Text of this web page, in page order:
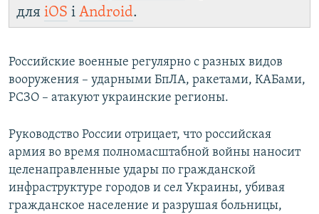
для iOS і Android.
Российские военные регулярно с разных видов
вооружения – ударными БпЛА, ракетами, КАБами,
РСЗО – атакуют украинские регионы.
Руководство России отрицает, что российская
армия во время полномасштабной войны наносит
целенаправленные удары по гражданской
инфраструктуре городов и сел Украины, убивая
гражданское население и разрушая больницы,